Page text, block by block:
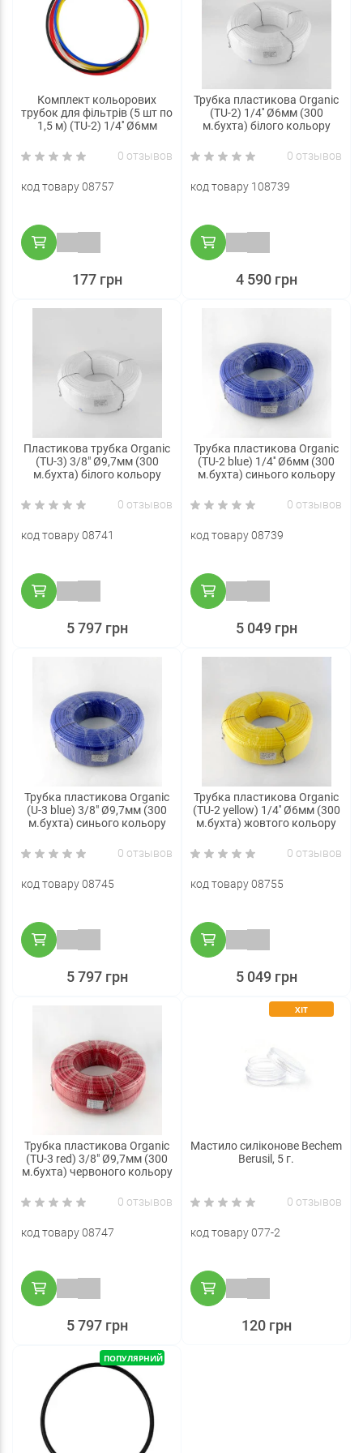
Комплект кольорових
трубок для фільтрів (5 шт по
1,5 м) (TU-2) 1/4'' Ø6мм
0 отзывов
код товару 08757
177 грн
Трубка пластикова Organic
(TU-2) 1/4'' Ø6мм (300
м.бухта) білого кольору
0 отзывов
код товару 108739
4 590 грн
Пластикова трубка Organic
(TU-3) 3/8" Ø9,7мм (300
м.бухта) білого кольору
0 отзывов
код товару 08741
5 797 грн
Трубка пластикова Organic
(TU-2 blue) 1/4'' Ø6мм (300
м.бухта) синього кольору
0 отзывов
код товару 08739
5 049 грн
Трубка пластикова Organic
(U-3 blue) 3/8" Ø9,7мм (300
м.бухта) синього кольору
0 отзывов
код товару 08745
5 797 грн
Трубка пластикова Organic
(TU-2 yellow) 1/4'' Ø6мм (300
м.бухта) жовтого кольору
0 отзывов
код товару 08755
5 049 грн
Трубка пластикова Organic
(TU-3 red) 3/8" Ø9,7мм (300
м.бухта) червоного кольору
0 отзывов
код товару 08747
5 797 грн
ХІТ
Мастило силіконове Bechem
Berusil, 5 г.
0 отзывов
код товару 077-2
120 грн
ПОПУЛЯРНИЙ